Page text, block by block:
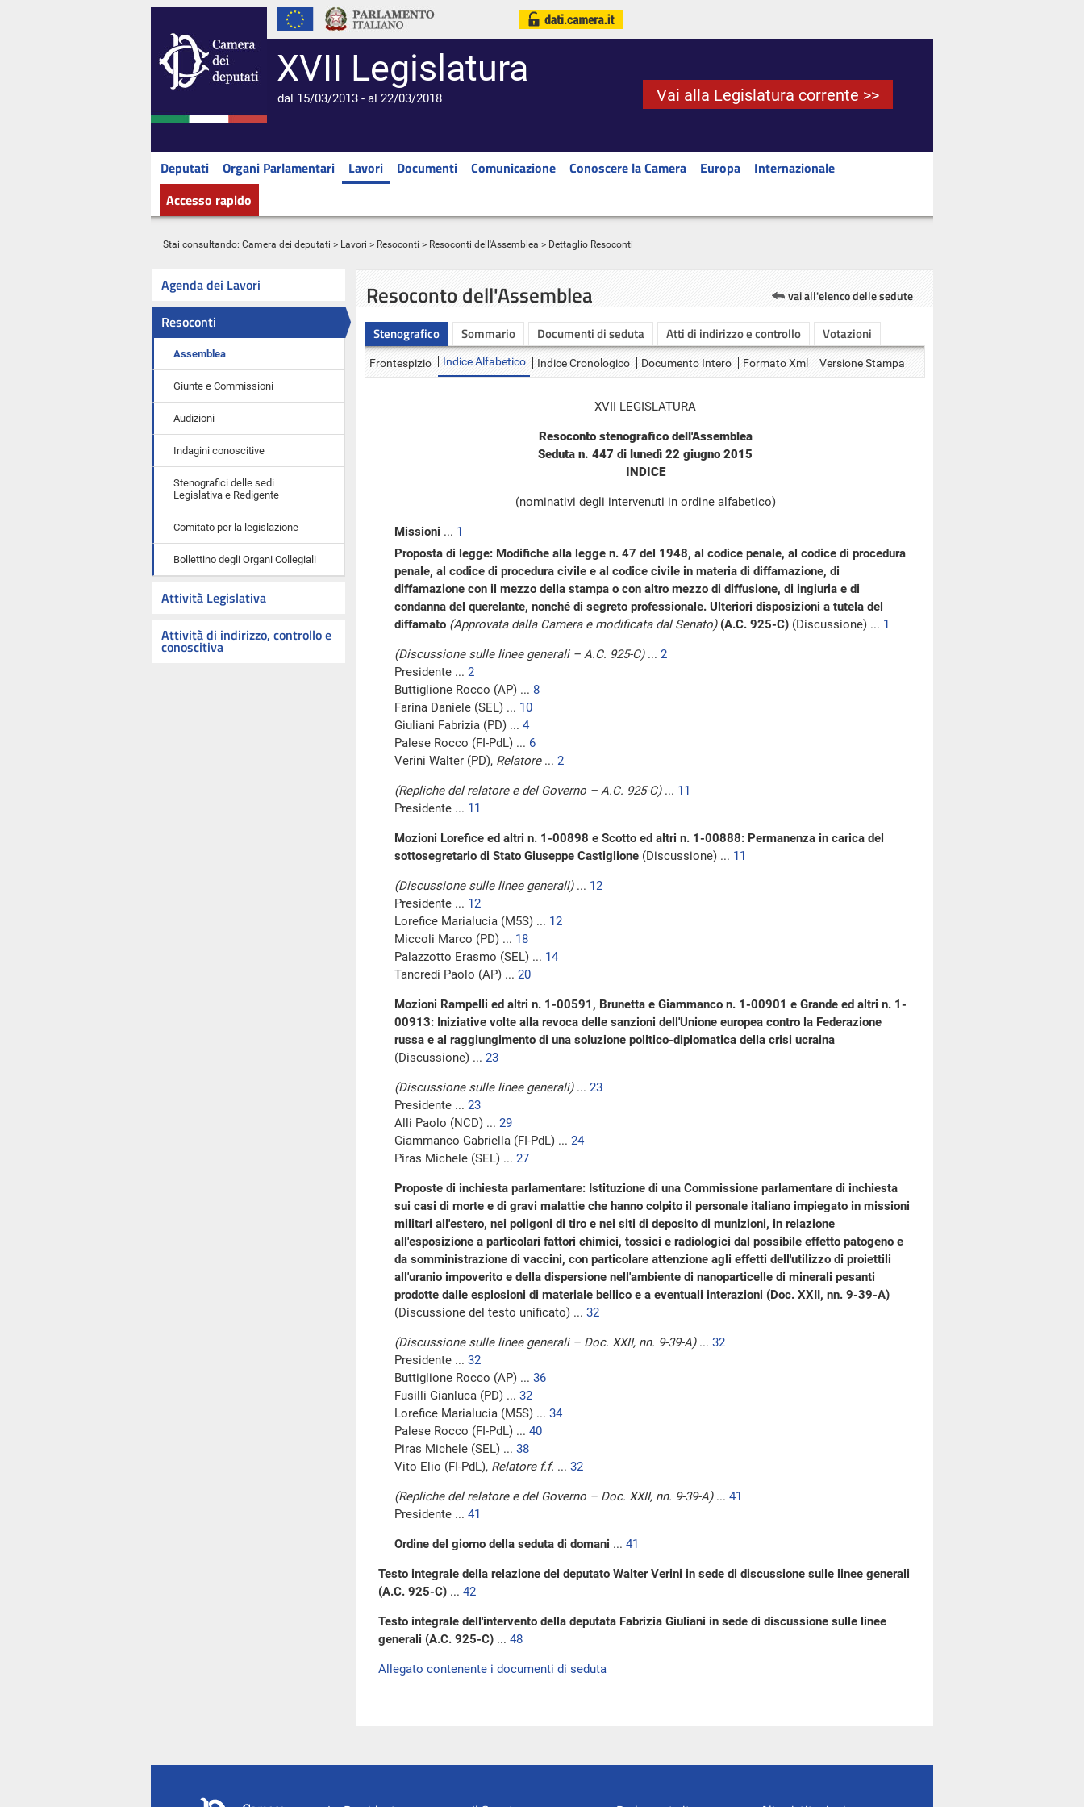
XVII Legislatura
dal 15/03/2013 - al 22/03/2018 Vai alla Legislatura corrente >>
Deputati Organi Parlamentari Lavori Documenti Comunicazione Conoscere la Camera Europa
Internazionale
Accesso rapido
Stai consultando: Camera dei deputati > Lavori > Resoconti > Resoconti dell'Assemblea > Dettaglio Resoconti
Agenda dei Lavori
Resoconti
Assemblea
Giunte e Commissioni
Audizioni
Indagini conoscitive
Stenografici delle sedi
Legislativa e Redigente
Comitato per la legislazione
Bollettino degli Organi Collegiali
Attività Legislativa
Attività di indirizzo, controllo e
conoscitiva
Resoconto dell'Assemblea vai all'elenco delle sedute
Stenografico Sommario Documenti di seduta Atti di indirizzo e controllo Votazioni
Frontespizio Indice Alfabetico Indice Cronologico Documento Intero Formato Xml Versione Stampa
XVII LEGISLATURA
Resoconto stenografico dell'Assemblea
Seduta n. 447 di lunedì 22 giugno 2015
INDICE
(nominativi degli intervenuti in ordine alfabetico)
Missioni ... 1
Proposta di legge: Modifiche alla legge n. 47 del 1948, al codice penale, al codice di procedura
penale, al codice di procedura civile e al codice civile in materia di diffamazione, di
diffamazione con il mezzo della stampa o con altro mezzo di diffusione, di ingiuria e di
condanna del querelante, nonché di segreto professionale. Ulteriori disposizioni a tutela del
diffamato (Approvata dalla Camera e modificata dal Senato) (A.C. 925-C) (Discussione) ... 1
(Discussione sulle linee generali – A.C. 925-C)... 2
Presidente ... 2
Buttiglione Rocco (AP) ... 8
Farina Daniele (SEL) ... 10
Giuliani Fabrizia (PD) ... 4
Palese Rocco (FI-PdL) ... 6
Verini Walter (PD), Relatore... 2
(Repliche del relatore e del Governo – A.C. 925-C)... 11
Presidente ... 11
Mozioni Lorefice ed altri n. 1-00898 e Scotto ed altri n. 1-00888: Permanenza in carica del
sottosegretario di Stato Giuseppe Castiglione (Discussione) ... 11
(Discussione sulle linee generali)... 12
Presidente ... 12
Lorefice Marialucia (M5S) ... 12
Miccoli Marco (PD) ... 18
Palazzotto Erasmo (SEL) ... 14
Tancredi Paolo (AP) ... 20
Mozioni Rampelli ed altri n. 1-00591, Brunetta e Giammanco n. 1-00901 e Grande ed altri n. 1-
00913: Iniziative volte alla revoca delle sanzioni dell'Unione europea contro la Federazione
russa e al raggiungimento di una soluzione politico-diplomatica della crisi ucraina
(Discussione) ... 23
(Discussione sulle linee generali)... 23
Presidente ... 23
Alli Paolo (NCD) ... 29
Giammanco Gabriella (FI-PdL) ... 24
Piras Michele (SEL) ... 27
Proposte di inchiesta parlamentare: Istituzione di una Commissione parlamentare di inchiesta
sui casi di morte e di gravi malattie che hanno colpito il personale italiano impiegato in missioni
militari all'estero, nei poligoni di tiro e nei siti di deposito di munizioni, in relazione
all'esposizione a particolari fattori chimici, tossici e radiologici dal possibile effetto patogeno e
da somministrazione di vaccini, con particolare attenzione agli effetti dell'utilizzo di proiettili
all'uranio impoverito e della dispersione nell'ambiente di nanoparticelle di minerali pesanti
prodotte dalle esplosioni di materiale bellico e a eventuali interazioni (Doc. XXII, nn. 9-39-A)
(Discussione del testo unificato) ... 32
(Discussione sulle linee generali – Doc. XXII, nn. 9-39-A)... 32
Presidente ... 32
Buttiglione Rocco (AP) ... 36
Fusilli Gianluca (PD) ... 32
Lorefice Marialucia (M5S) ... 34
Palese Rocco (FI-PdL) ... 40
Piras Michele (SEL) ... 38
Vito Elio (FI-PdL), Relatore f.f. ... 32
(Repliche del relatore e del Governo – Doc. XXII, nn. 9-39-A)... 41
Presidente ... 41
Ordine del giorno della seduta di domani ... 41
Testo integrale della relazione del deputato Walter Verini in sede di discussione sulle linee generali
(A.C. 925-C) ... 42
Testo integrale dell'intervento della deputata Fabrizia Giuliani in sede di discussione sulle linee
generali (A.C. 925-C) ... 48
Allegato contenente i documenti di seduta